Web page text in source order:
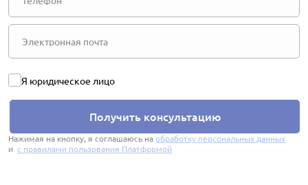
Я юридическое лицо
Получить консультацию
Нажимая на кнопку, я соглашаюсь наобработку персональных данных
и с правилами пользования Платформой